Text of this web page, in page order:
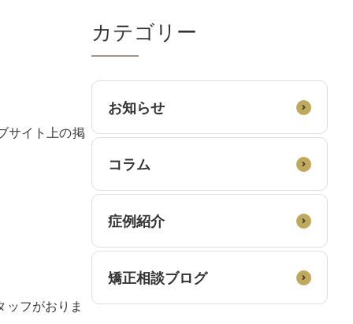
サイト上の掲
フがおりま
カテゴリー
お知らせ
コラム
症例紹介
矯正相談ブログ